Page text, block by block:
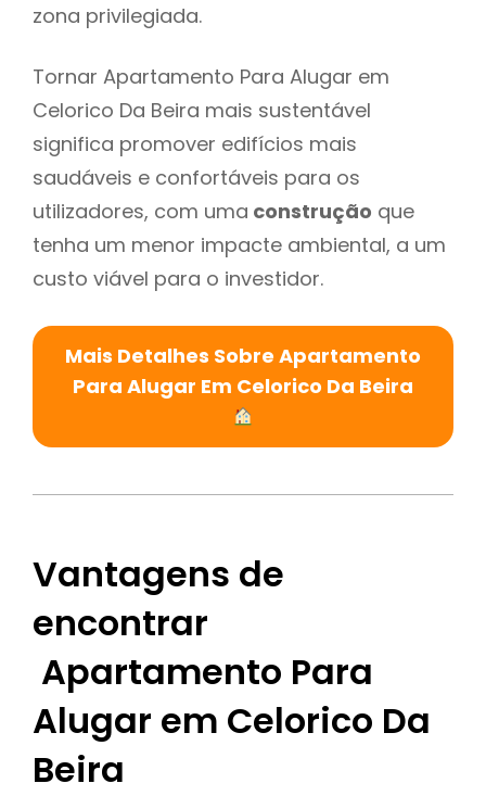
zona privilegiada.
Tornar Apartamento Para Alugar em
Celorico Da Beira mais sustentável
significa promover edifícios mais
saudáveis e confortáveis para os
utilizadores, com uma construção que
tenha um menor impacte ambiental, a um
custo viável para o investidor.
Mais Detalhes Sobre Apartamento
Para Alugar Em Celorico Da Beira
Vantagens de
encontrar
Apartamento Para
Alugar em Celorico Da
Beira